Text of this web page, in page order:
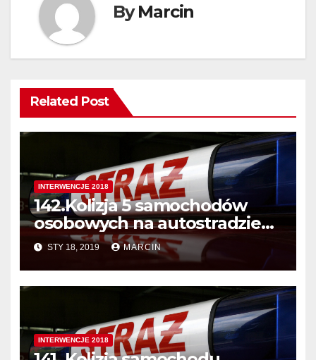
ByMarcin
Related Post
INTERWENCJE 2018
142.Kolizja 5 samochodów
osobowych na autostradzie
A4.STY 18, 2019 MARCIN
INTERWENCJE 2018